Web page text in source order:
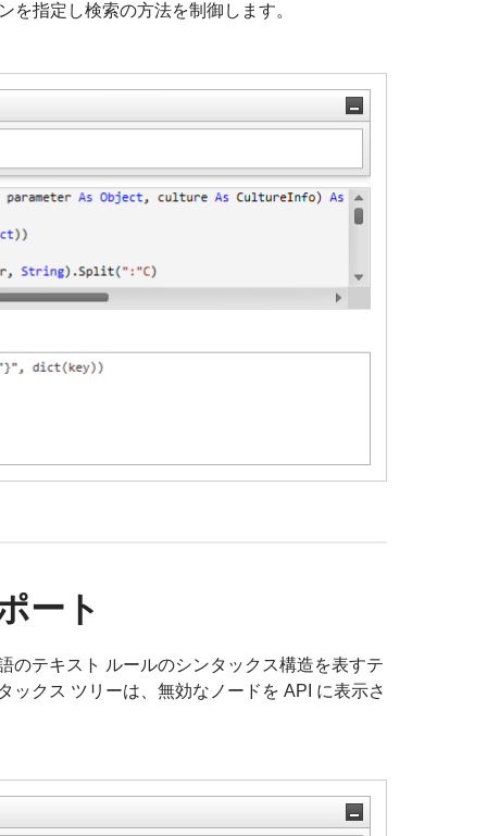
指定し検索の方法を制御します。
ート
のテキスト ルールのシンタックス構造を表すテ
ックス ツリーは、無効なノードを API に表示さ